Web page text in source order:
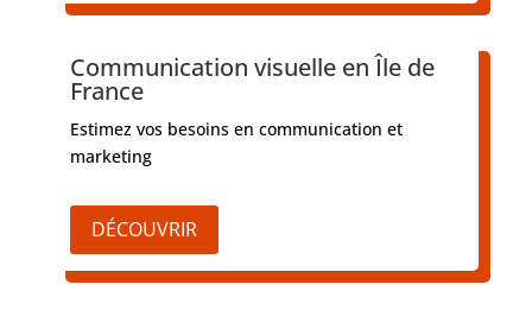
Communication visuelle en Île de
France
Estimez vos besoins en communication et
marketing
DÉCOUVRIR